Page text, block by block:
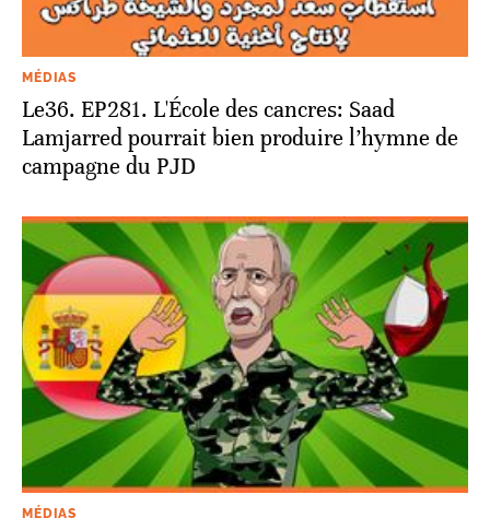
MÉDIAS
Le36. EP281. L'École des cancres: Saad
Lamjarred pourrait bien produire l’hymne de
campagne du PJD
MÉDIAS